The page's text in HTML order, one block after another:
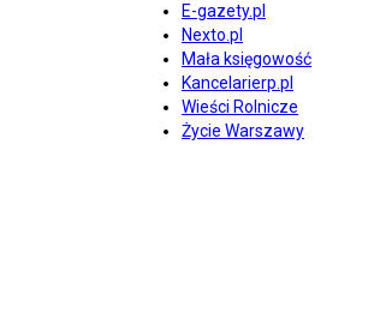
E-gazety.pl
Nexto.pl
Mała księgowość
Kancelarierp.pl
Wieści Rolnicze
Życie Warszawy